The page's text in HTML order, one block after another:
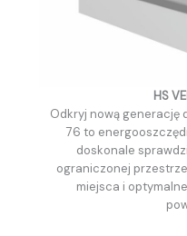
HS
Odkryj nową generację
76 to
doskonale
ograniczonej
miejsca i